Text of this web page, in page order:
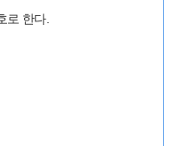
로 한다.